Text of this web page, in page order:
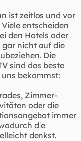
ist zeitlos und vor
Viele entscheiden
den Hotels oder
gar nicht auf die
Die
sind das beste
bekommst:
Zimmer-
oder die
immer
die
denkst.